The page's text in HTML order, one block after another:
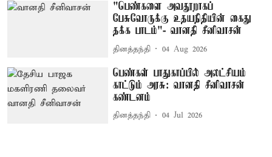
"பெண்களை அவதூறாகப்
பேசுவோருக்கு உதயநிதியின் கைது
தக்க பாடம்"- வானதி சீனிவாசன்
தினத்தந்தி 04 Aug 2026
பெண்கள் பாதுகாப்பில் அலட்சியம்
காட்டும் அரசு: வானதி சீனிவாசன்
கண்டனம்
தினத்தந்தி 04 Jul 2026